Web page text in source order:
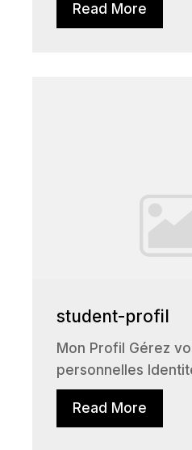
Read More
student-profil
Mon Profil Gérez
personnelles
Read More